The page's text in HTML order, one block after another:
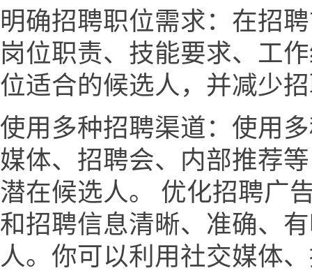
明确招聘职位需求：在招
岗位职责、技能要求、工
位适合的候选人，并减少
使用多种招聘渠道：使用
媒体、招聘会、内部推荐
潜在候选人。 优化招聘广
和招聘信息清晰、准确、
人。你可以利用社交媒体